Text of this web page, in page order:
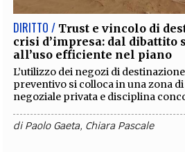
DIRITTO / Trust e vincolo di
crisi d’impresa: dal dibattito
all’uso efficiente nel piano
L’utilizzo dei negozi di
preventivo si colloca in una zona
negoziale privata e disciplina
diPaolo Gaeta, Chiara Pascale